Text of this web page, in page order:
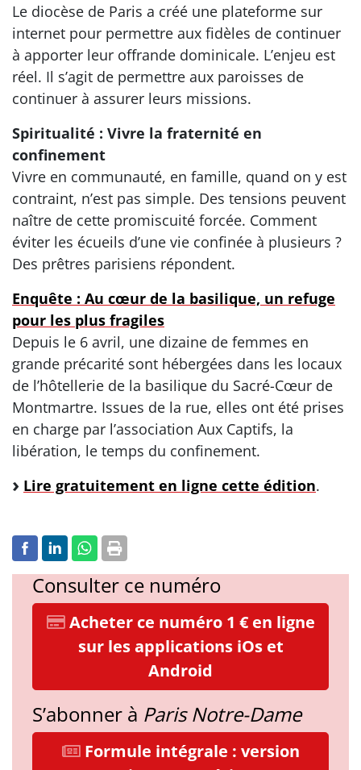
Le diocèse de Paris a créé une plateforme sur
internet pour permettre aux fidèles de continuer
à apporter leur offrande dominicale. L’enjeu est
réel. Il s’agit de permettre aux paroisses de
continuer à assurer leurs missions.
Spiritualité : Vivre la fraternité en
confinement
Vivre en communauté, en famille, quand on y est
contraint, n’est pas simple. Des tensions peuvent
naître de cette promiscuité forcée. Comment
éviter les écueils d’une vie confinée à plusieurs ?
Des prêtres parisiens répondent.
Enquête : Au cœur de la basilique, un refuge
pour les plus fragiles
Depuis le 6 avril, une dizaine de femmes en
grande précarité sont hébergées dans les locaux
de l’hôtellerie de la basilique du Sacré-Cœur de
Montmartre. Issues de la rue, elles ont été prises
en charge par l’association Aux Captifs, la
libération, le temps du confinement.
Lire gratuitement en ligne cette édition.
Consulter ce numéro
Acheter ce numéro 1 € en ligne
sur les applications iOs et
Android
S’abonner à Paris Notre-Dame
Formule intégrale : version